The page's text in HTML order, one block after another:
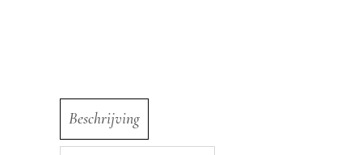
Beschrijving